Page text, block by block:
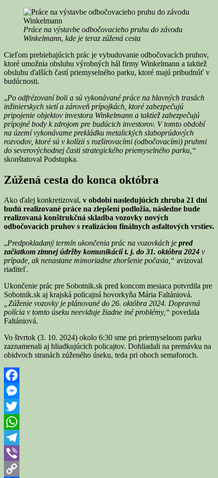
Práce na výstavbe odbočovacieho pruhu do závodu
Winkelmann, kde je teraz zúžená cesta
Cieľom prebiehajúcich prác je vybudovanie odbočovacích pruhov,
ktoré umožnia obsluhu výrobných hál firmy Winkelmann a taktiež
obsluhu ďalších častí priemyselného parku, ktoré majú pribudnúť v
budúcnosti.
„Po odfrézovaní boli a sú vykonávané práce na hlavných trasách
inžinierskych sietí a zároveň prípojkách, ktoré zabezpečujú
pripojenie objektov investora Winkelmann a taktiež zabezpečujú
prípojné body k zdrojom pre budúcich investorov. V tomto období
na území vykonávame prekládku metalických slaboprúdových
rozvodov, ktoré sú v kolízii s rozširovacími (odbočovacími) pruhmi
do severovýchodnej časti strategického priemyselného parku,“
skonštatoval Podstupka.
Zúžená cesta do konca októbra
Ako ďalej konkretizoval, v období nasledujúcich zhruba 21 dní
budú realizované práce na zlepšení podložia, následne bude
realizovaná konštrukčná skladba vozovky nových
odbočovacích pruhov s realizáciou finálnych asfaltových vrstiev.
„Predpokladaný termín ukončenia prác na vozovkách je pred
začiatkom zimnej údržby komunikácií t. j. do 31. októbra 2024 v
prípade, ak nenastane mimoriadne zhoršenie počasia,“ avizoval
riaditeľ.
Ukončenie prác pre Sobotnik.sk pred koncom mesiaca potvrdila pre
Sobotnik.sk aj krajská policajná hovorkyňa Mária Faltániová.
„Zúženie vozovky je plánované do 26. októbra 2024. Dopravná
polícia v tomto úseku neeviduje žiadne iné problémy,“ povedala
Faltániová.
Vo štvrtok (3. 10. 2024) okolo 6:30 sme pri priemyselnom parku
zaznamenali aj hliadkujúcich policajtov. Dohliadali na premávku na
obidvoch stranách zúženého úseku, teda pri oboch semaforoch.
Facebook
Messenger
Twitter
WhatsApp
Telegram
Viber